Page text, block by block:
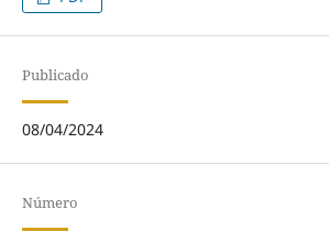
Publicado
08/04/2024
Número